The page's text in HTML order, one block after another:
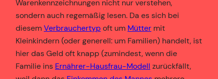
Warenkennzeichnungen nicht nur verstehen,
sondern auch regemäßig lesen. Da es sich bei
diesemVerbrauchertypoft um Mütter mit
Kleinkindern (oder generell: um Familien) handelt, ist
hier das Geld oft knapp (zumindest, wenn die
Familie ins Ernährer-Hausfrau-Modell zurückfällt,